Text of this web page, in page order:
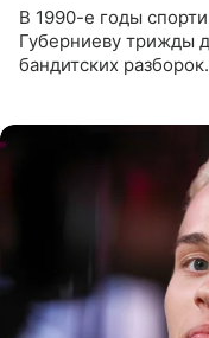
В 1990-е годы
Губерниеву трижды
бандитских